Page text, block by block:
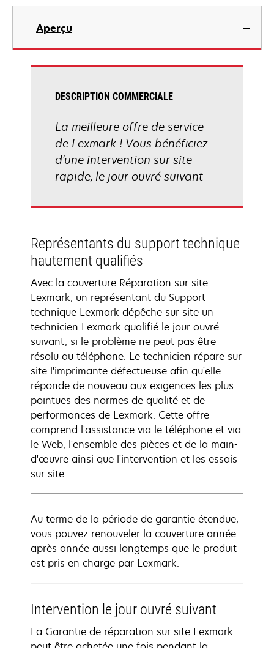
Aperçu
DESCRIPTION COMMERCIALE
La meilleure offre de service
de Lexmark ! Vous bénéficiez
d'une intervention sur site
rapide, le jour ouvré suivant
Représentants du support technique
hautement qualifiés
Avec la couverture Réparation sur site
Lexmark, un représentant du Support
technique Lexmark dépêche sur site un
technicien Lexmark qualifié le jour ouvré
suivant, si le problème ne peut pas être
résolu au téléphone. Le technicien répare sur
site l'imprimante défectueuse afin qu'elle
réponde de nouveau aux exigences les plus
pointues des normes de qualité et de
performances de Lexmark. Cette offre
comprend l'assistance via le téléphone et via
le Web, l'ensemble des pièces et de la main-
d'œuvre ainsi que l'intervention et les essais
sur site.
Au terme de la période de garantie étendue,
vous pouvez renouveler la couverture année
après année aussi longtemps que le produit
est pris en charge par Lexmark.
Intervention le jour ouvré suivant
La Garantie de réparation sur site Lexmark